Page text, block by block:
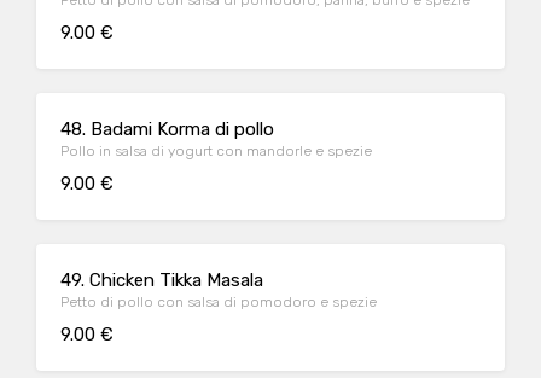
9.00 €
48. Badami Korma di pollo
Pollo in salsa di yogurt con mandorle e spezie
9.00 €
49. Chicken Tikka Masala
Petto di pollo con salsa di pomodoro e spezie
9.00 €